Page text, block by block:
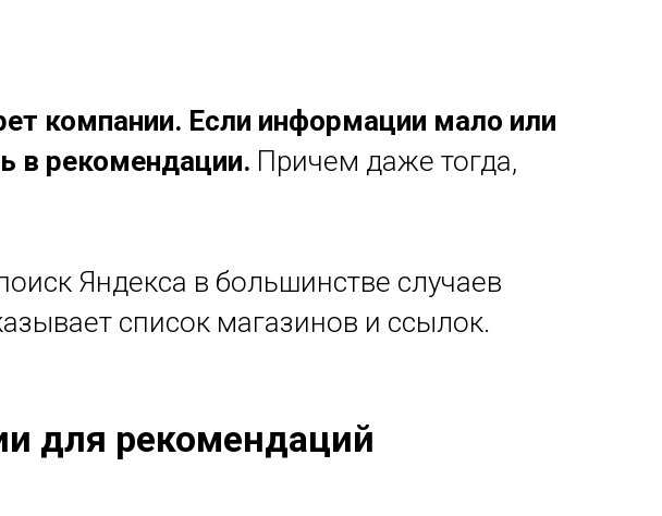
компании. Если информации мало или
в рекомендации. Причем даже тогда,
Яндекса в большинстве случаев
список магазинов и ссылок.
для рекомендаций